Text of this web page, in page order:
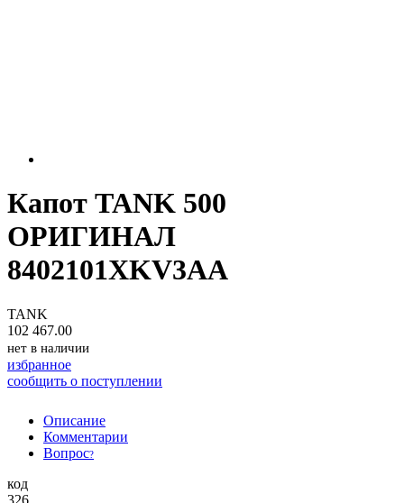
Капот TANK 500
ОРИГИНАЛ
8402101XKV3AA
TANK
102 467.00
нет в наличии
избранное
сообщить о поступлении
Описание
Комментарии
Вопрос?
код
326